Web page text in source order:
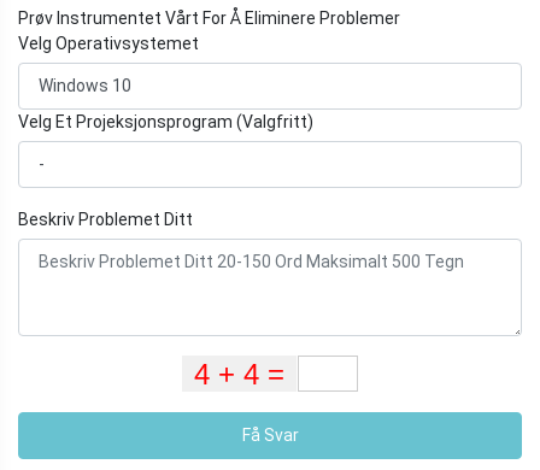
Prøv Instrumentet Vårt For Å Eliminere Problemer
Velg Operativsystemet
Velg Et Projeksjonsprogram (Valgfritt)
Beskriv Problemet Ditt
Få Svar